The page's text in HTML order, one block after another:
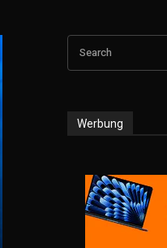
Search
Werbung